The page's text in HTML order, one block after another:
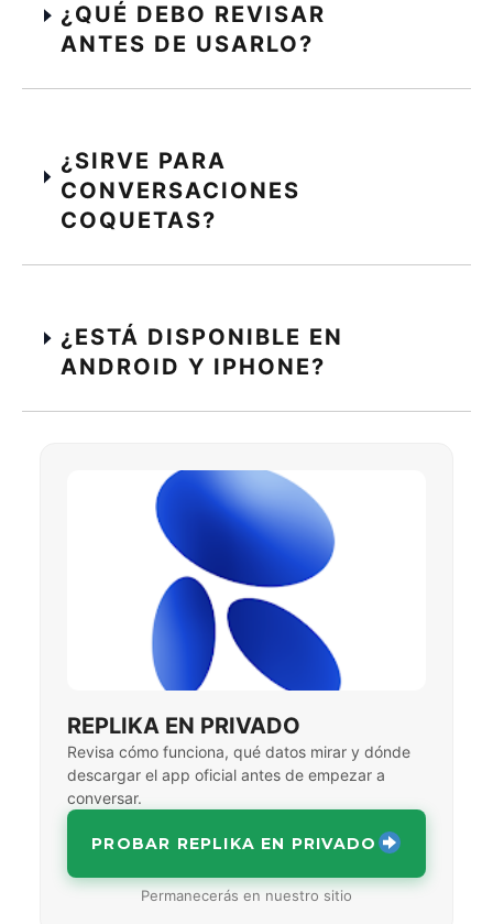
¿QUÉ DEBO REVISAR
ANTES DE USARLO?
¿SIRVE PARA
CONVERSACIONES
COQUETAS?
¿ESTÁ DISPONIBLE EN
ANDROID Y IPHONE?
REPLIKA EN PRIVADO
Revisa cómo funciona, qué datos mirar y dónde
descargar el app oficial antes de empezar a
conversar.
PROBAR REPLIKA EN PRIVADO
Permanecerás en nuestro sitio